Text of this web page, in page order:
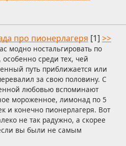
про пионерлагеря [1] >>
модно ностальгировать по
особенно среди тех, чей
путь приближается или
за свою половину. С
любовью вспоминают
мороженное, лимонад по 5
и конечно пионерлагеря. Вот
не так радужно, а скорее
вы были не самым